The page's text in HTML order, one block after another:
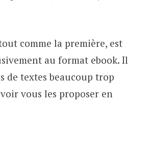
comme la première, est
au format ebook. Il
de textes beaucoup trop
vous les proposer en